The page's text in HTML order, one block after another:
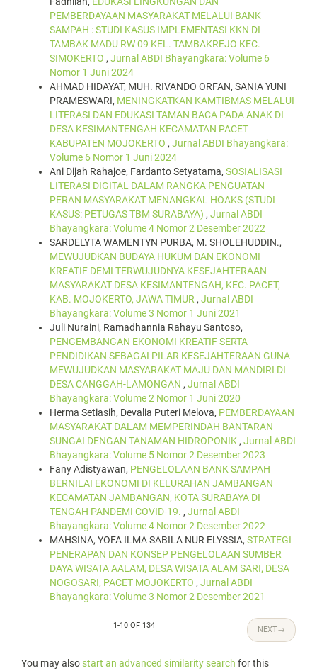
PEMBERDAYAAN MASYARAKAT MELALUI BANK
SAMPAH : STUDI KASUS IMPLEMENTASI KKN DI
TAMBAK MADU RW 09 KEL. TAMBAKREJO KEC.
SIMOKERTO , Jurnal ABDI Bhayangkara: Volume 6
Nomor 1 Juni 2024
AHMAD HIDAYAT, MUH. RIVANDO ORFAN, SANIA YUNI
PRAMESWARI, MENINGKATKAN KAMTIBMAS MELALUI
LITERASI DAN EDUKASI TAMAN BACA PADA ANAK DI
DESA KESIMANTENGAH KECAMATAN PACET
KABUPATEN MOJOKERTO , Jurnal ABDI Bhayangkara:
Volume 6 Nomor 1 Juni 2024
Ani Dijah Rahajoe, Fardanto Setyatama, SOSIALISASI
LITERASI DIGITAL DALAM RANGKA PENGUATAN
PERAN MASYARAKAT MENANGKAL HOAKS (STUDI
KASUS: PETUGAS TBM SURABAYA) , Jurnal ABDI
Bhayangkara: Volume 4 Nomor 2 Desember 2022
SARDELYTA WAMENTYN PURBA, M. SHOLEHUDDIN.,
MEWUJUDKAN BUDAYA HUKUM DAN EKONOMI
KREATIF DEMI TERWUJUDNYA KESEJAHTERAAN
MASYARAKAT DESA KESIMANTENGAH, KEC. PACET,
KAB. MOJOKERTO, JAWA TIMUR, Jurnal ABDI
Bhayangkara: Volume 3 Nomor 1 Juni 2021
Juli Nuraini, Ramadhannia Rahayu Santoso,
PENGEMBANGAN EKONOMI KREATIF SERTA
PENDIDIKAN SEBAGAI PILAR KESEJAHTERAAN GUNA
MEWUJUDKAN MASYARAKAT MAJU DAN MANDIRI DI
DESA CANGGAH-LAMONGAN , Jurnal ABDI
Bhayangkara: Volume 2 Nomor 1 Juni 2020
Herma Setiasih, Devalia Puteri Melova, PEMBERDAYAAN
MASYARAKAT DALAM MEMPERINDAH BANTARAN
SUNGAI DENGAN TANAMAN HIDROPONIK, Jurnal ABDI
Bhayangkara: Volume 5 Nomor 2 Desember 2023
Fany Adistyawan, PENGELOLAAN BANK SAMPAH
BERNILAI EKONOMI DI KELURAHAN JAMBANGAN
KECAMATAN JAMBANGAN, KOTA SURABAYA DI
TENGAH PANDEMI COVID-19. , Jurnal ABDI
Bhayangkara: Volume 4 Nomor 2 Desember 2022
MAHSINA, YOFA ILMA SABILA NUR ELYSSIA, STRATEGI
PENERAPAN DAN KONSEP PENGELOLAAN SUMBER
DAYA WISATA AALAM, DESA WISATA ALAM SARI, DESA
NOGOSARI, PACET MOJOKERTO , Jurnal ABDI
Bhayangkara: Volume 3 Nomor 2 Desember 2021
1-10 OF 134 NEXT→
You may also start an advanced similarity search for this